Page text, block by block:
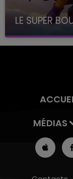
LE SUPER
avec La
MÉDIAS